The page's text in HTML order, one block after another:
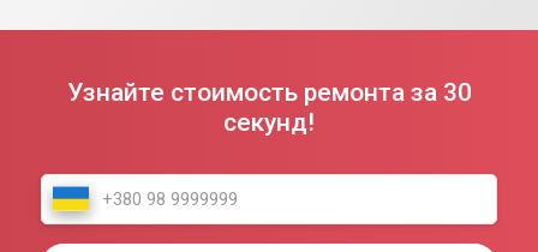
Узнайте стоимость ремонта за 30
секунд!